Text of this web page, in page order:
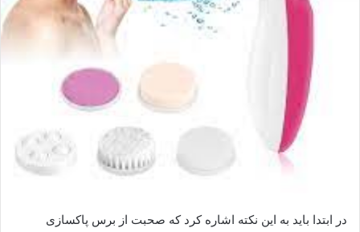
در ابتدا باید به این نکته اشاره کرد که صحبت از برس پاکسازی